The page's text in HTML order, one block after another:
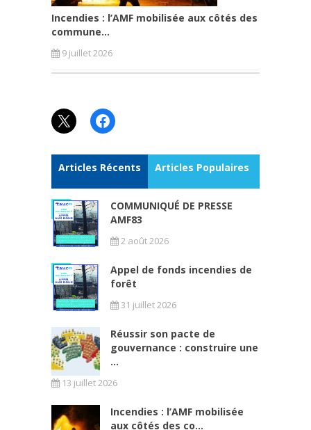
Incendies : l’AMF mobilisée aux côtés des
commune...
9 juillet 2026
X Facebook
Articles Récents Articles Populaires
COMMUNIQUÉ DE PRESSE
AMF83
2 août 2026
Appel de fonds incendies de
forêt
31 juillet 2026
Réussir son pacte de
gouvernance : construire une
...
13 juillet 2026
Incendies : l’AMF mobilisée
aux côtés des co...